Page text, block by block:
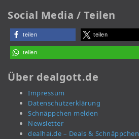
Social Media / Teilen
teilen teilen
teilen
Über dealgott.de
Impressum
Datenschutzerklärung
Schnäppchen melden
Newsletter
dealhai.de – Deals & Schnäppchen